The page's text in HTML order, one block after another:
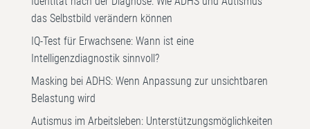
das Selbstbild verändern können
IQ-Test für Erwachsene: Wann ist eine
Intelligenzdiagnostik sinnvoll?
Masking bei ADHS: Wenn Anpassung zur unsichtbaren
Belastung wird
Autismus im Arbeitsleben: Unterstützungsmöglichkeiten